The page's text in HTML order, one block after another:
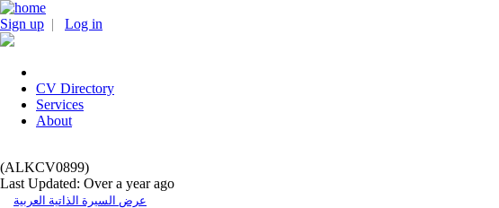
Sign up | Log in
CV Directory
Services
About
(ALKCV0899)
Last Updated: Over a year ago
عرض السيرة الذاتية العربية